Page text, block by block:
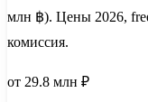
млн ฿). Цены 2026,
комиссия.
от 29.8 млн ₽